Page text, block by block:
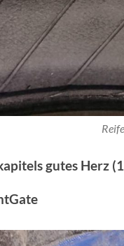
gutes Herz